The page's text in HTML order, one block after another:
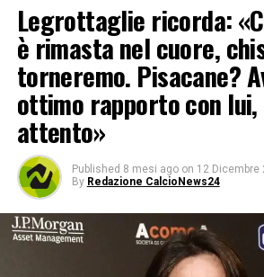
Legrottaglie ricorda:
è rimasta nel cuore,
torneremo. Pisacane?
ottimo rapporto con
attento»
Published 8 mesi ago on 12 Dicembre
By Redazione CalcioNews24